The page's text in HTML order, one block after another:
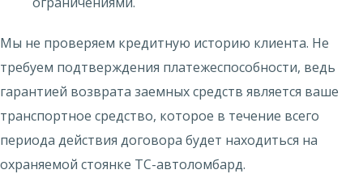
Мы не проверяем кредитную историю клиента. Не
требуем подтверждения платежеспособности, ведь
гарантией возврата заемных средств является ваше
транспортное средство, которое в течение всего
периода действия договора будет находиться на
охраняемой стоянке ТС-автоломбард.